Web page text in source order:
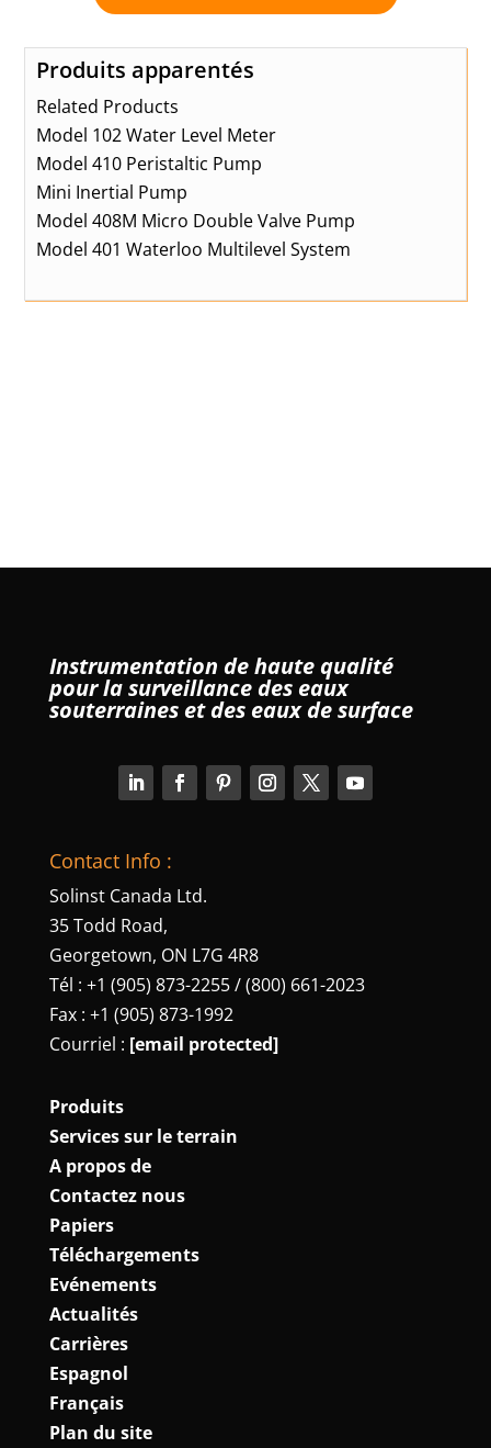
Produits apparentés
Related Products
Model 102 Water Level Meter
Model 410 Peristaltic Pump
Mini Inertial Pump
Model 408M Micro Double Valve Pump
Model 401 Waterloo Multilevel System
Instrumentation de haute qualité
pour la surveillance des eaux
souterraines et des eaux de surface
Contact Info :
Solinst Canada Ltd.
35 Todd Road,
Georgetown, ON L7G 4R8
Tél : +1 (905) 873-2255 / (800) 661-2023
Fax : +1 (905) 873-1992
Courriel : [email protected]
Produits
Services sur le terrain
A propos de
Contactez nous
Papiers
Téléchargements
Evénements
Actualités
Carrières
Espagnol
Français
Plan du site